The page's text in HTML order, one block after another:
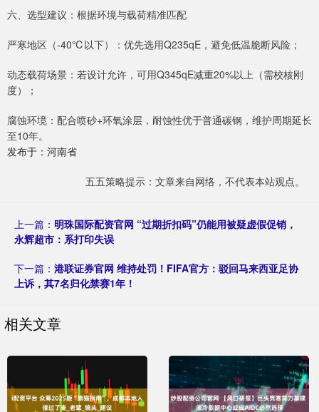
六、选型建议：根据环境与载荷精准匹配
严寒地区（-40℃以下）：优先选用Q235qE，避免低温脆断风险；
动态载荷场景：若设计允许，可用Q345qE减重20%以上（需校核刚
度）；
腐蚀环境：配合喷砂+环氧涂层，耐蚀性优于普通碳钢，维护周期延长
至10年。
发布于：河南省
五五策略提示：文章来自网络，不代表本站观点。
上一篇： 明珠国际配资官网 “过期折扣码”仍能用被疑虚假促销，
永辉超市：系打印失误
下一篇： 港联证券官网 维持处罚！FIFA官方：驳回马来西亚足协
上诉，其7名归化禁赛1年！
相关文章